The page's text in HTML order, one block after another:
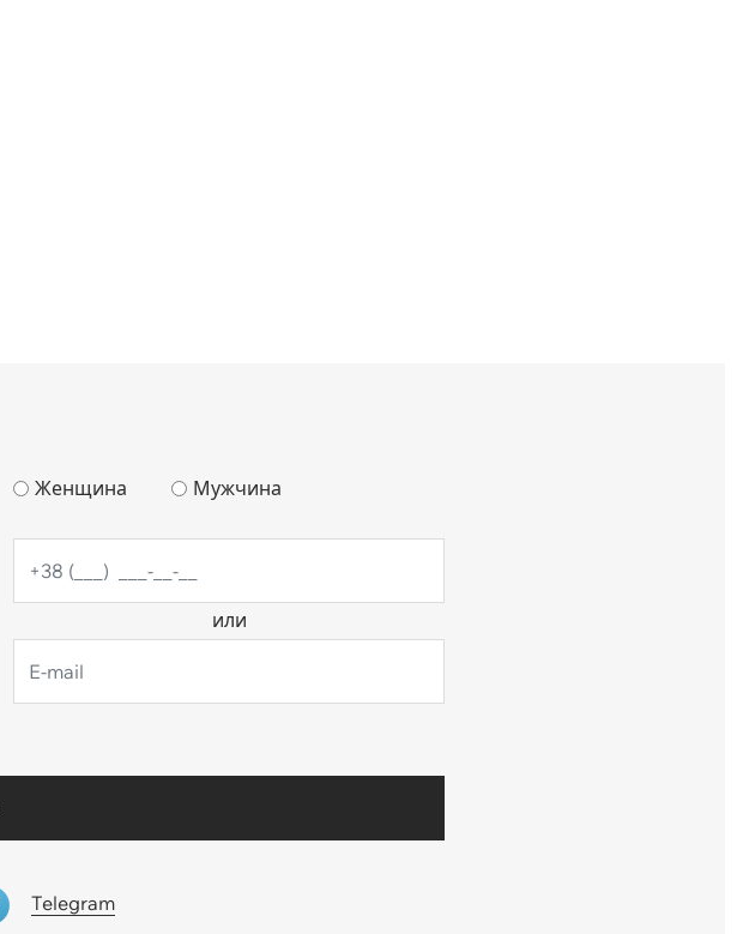
Женщина Мужчина
или
Telegram